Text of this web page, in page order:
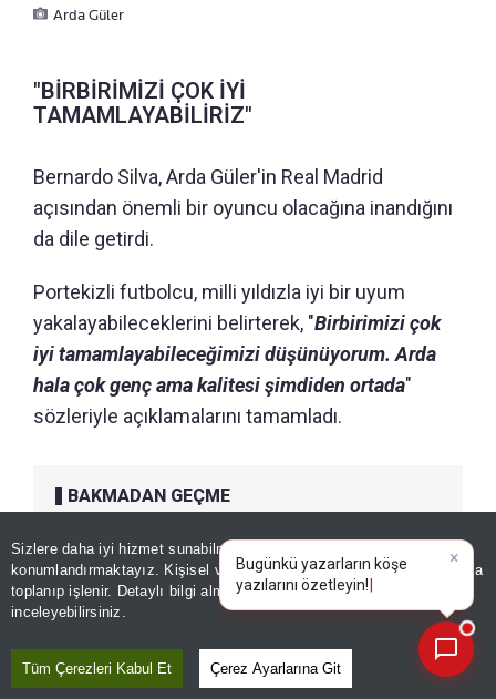
Sizlere daha iyi hizmet sunabilmek adına sitemizde
konumlandırmaktayız. Kişisel verileriniz, KVKK ve GDPR kapsamında
toplanıp işlenir. Detaylı bilgi almak içinAydınlatma Metnimizi
inceleyebilirsiniz.
Tüm Çerezleri Kabul Et Çerez Ayarlarına Git
Arda Güler
"BİRBİRİMİZİ ÇOK İYİ
TAMAMLAYABİLİRİZ"
Bernardo Silva, Arda Güler'in Real Madrid
açısından önemli bir oyuncu olacağına inandığını
da dile getirdi.
Portekizli futbolcu, milli yıldızla iyi bir uyum
yakalayabileceklerini belirterek, "Birbirimizi çok
iyi tamamlayabileceğimizi düşünüyorum. Arda
hala çok genç ama kalitesi şimdiden ortada"
sözleriyle açıklamalarını tamamladı.
BAKMADAN GEÇME
Beşiktaş'tan Premier Lig'e
çifte orta saha operasyonu
Bugünkü y